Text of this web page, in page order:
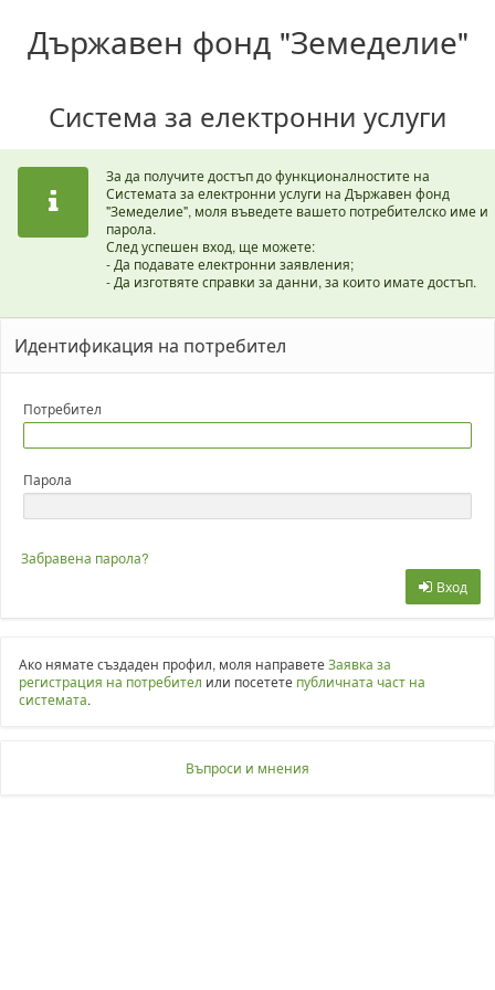
Държавен фонд "Земеделие"
Система за електронни услуги
За да получите достъп до функционалностите на
Системата за електронни услуги на Държавен фонд
"Земеделие", моля въведете вашето потребителско име и
парола.
След успешен вход, ще можете:
- Да подавате електронни заявления;
- Да изготвяте справки за данни, за които имате достъп.
Идентификация на потребител
Потребител
Парола
Забравена парола?
Вход
Линк
Ако нямате създаден профил, моля направетеЗаявка за
регистрация на потребител или посетете публичната част на
системата.
Въпроси и мнения